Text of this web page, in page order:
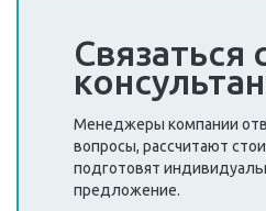
Связаться
Менеджеры компании
вопросы, рассчитают
подготовят
предложение.